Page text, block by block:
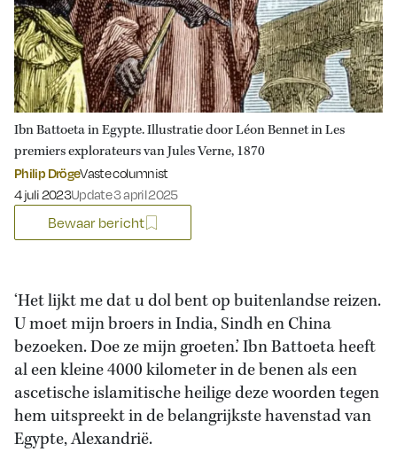
Ibn Battoeta in Egypte. Illustratie door Léon Bennet in Les
premiers explorateurs van Jules Verne, 1870
Philip DrögeVaste columnist
Gepubliceerd op:
4 juli 2023Update 3 april 2025
Bewaar bericht
‘Het lijkt me dat u dol bent op buitenlandse reizen.
U moet mijn broers in India, Sindh en China
bezoeken. Doe ze mijn groeten.’ Ibn Battoeta heeft
al een kleine 4000 kilometer in de benen als een
ascetische islamitische heilige deze woorden tegen
hem uitspreekt in de belangrijkste havenstad van
Egypte, Alexandrië.